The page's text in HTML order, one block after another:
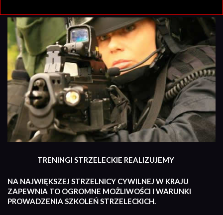
TRENINGI STRZELECKIE REALIZUJEMY
NA NAJWIĘKSZEJ STRZELNICY CYWILNEJ W KRAJU
ZAPEWNIA TO OGROMNE MOŻLIWOŚCI I WARUNKI
PROWADZENIA SZKOLEŃ STRZELECKICH.